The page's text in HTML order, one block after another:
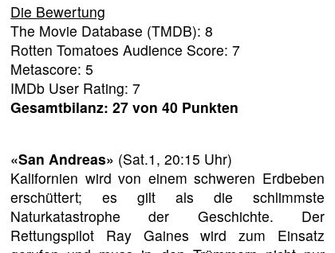
Die Bewertung
The Movie Database (TMDB): 8
Rotten Tomatoes Audience Score: 7
Metascore: 5
IMDb User Rating: 7
Gesamtbilanz: 27 von 40 Punkten
«San Andreas» (Sat.1, 20:15 Uhr)
Kalifornien wird von einem schweren Erdbeben
erschüttert; es gilt als die schlimmste
Naturkatastrophe der Geschichte. Der
Rettungspilot Ray Gaines wird zum Einsatz